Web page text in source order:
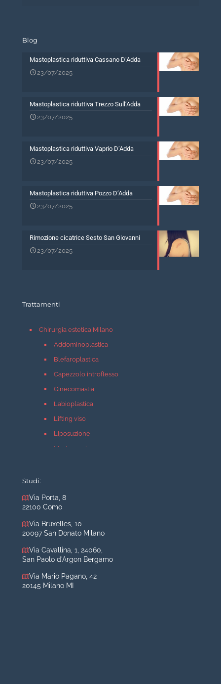
Blog
Mastoplastica riduttiva Cassano D’Adda
23/07/2025
Mastoplastica riduttiva Trezzo Sull’Adda
23/07/2025
Mastoplastica riduttiva Vaprio D’Adda
23/07/2025
Mastoplastica riduttiva Pozzo D’Adda
23/07/2025
Rimozione cicatrice Sesto San Giovanni
23/07/2025
Trattamenti
Chirurgia estetica Milano
Addominoplastica
Blefaroplastica
Capezzolo introflesso
Ginecomastia
Labioplastica
Lifting viso
Liposuzione
Mastopessi
Rinoplastica
Medicina estetica Milano
Acido ialuronico viso
Aumento labbra
Filler
Studi:
Via Porta, 8
22100 Como
Via Bruxelles, 10
20097 San Donato Milano
Via Cavallina, 1, 24060,
San Paolo d'Argon Bergamo
Via Mario Pagano, 42
20145 Milano MI